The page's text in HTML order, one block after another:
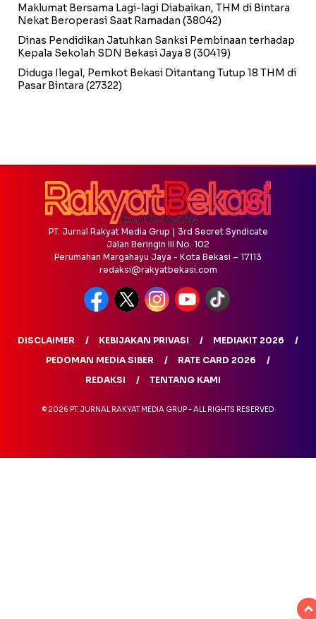
Maklumat Bersama Lagi-lagi Diabaikan, THM di Bintara
Nekat Beroperasi Saat Ramadan (38042)
Dinas Pendidikan Jatuhkan Sanksi Pembinaan terhadap
Kepala Sekolah SDN Bekasi Jaya 8 (30419)
Diduga Ilegal, Pemkot Bekasi Ditantang Tutup 18 THM di
Pasar Bintara (27322)
PT. Jurnal Rakyat Media Grup | 3rd Secret Syndicate
Jalan Beringin III No. 102
Perumahan Margahayu Jaya - Kota Bekasi – 17113
redaksi@rakyatbekasi.com
DISCLAIMER KEBIJAKAN PRIVASI
MEDIAKIT 2026
PEDOMAN MEDIA SIBER
RATE CARD 2026
REDAKSI
TENTANG KAMI
© 2026 PT. JURNAL RAKYAT MEDIA GRUP - ALL RIGHTS RESERVED